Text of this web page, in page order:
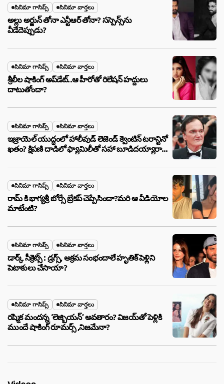
సినిమా గాసిప్స్ సినిమా వార్తలు
అల్లు అర్జున్ తోనా ఎన్టీఆర్ తోనా? సస్పెన్స్‌ను
వీడేదెప్పుడు?
సినిమా గాసిప్స్ సినిమా వార్తలు
శ్రీలీల షాకింగ్ అప్‌డేట్..ఆ హీరోతో రిలేషన్ హద్దులు
దాటుతోందా?
సినిమా గాసిప్స్ సినిమా వార్తలు
ఇజ్రాయెల్ యుద్ధంలో హాలీవుడ్ లెజెండ్ క్వెంటిన్ టరాన్టినో
ఖతం? క్షిపణి దాడిలో ఫ్యామిలీతో సహా బూడిదయ్యారా?
సినిమా గాసిప్స్ సినిమా వార్తలు
రామ్ కి భాగ్యశ్రీ బోర్సే బ్రేకప్ చెప్పేసిందా?మరి ఆ వీడియోల
మాటేంటి?
సినిమా గాసిప్స్ సినిమా వార్తలు
డార్క్ సీక్రెట్స్ : డ్రగ్స్, అక్రమ సంభందాలే హృతిక్ పెళ్లిని
పెటాకులు చేసాయా?
సినిమా గాసిప్స్ సినిమా వార్తలు
రష్మిక మందన్న ‘లెజ్బియన్’ అవతారం? విజయ్‌తో పెళ్లికి
ముందే షాకింగ్ రూమర్స్ ,నిజమేనా?